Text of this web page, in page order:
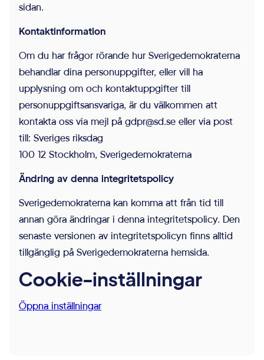
sidan.
Kontaktinformation
Om du har frågor rörande hur Sverigedemokraterna
behandlar dina personuppgifter, eller vill ha
upplysning om och kontaktuppgifter till
personuppgiftsansvariga, är du välkommen att
kontakta oss via mejl på gdpr@sd.se eller via post
till: Sveriges riksdag
100 12 Stockholm, Sverigedemokraterna
Ändring av denna integritetspolicy
Sverigedemokraterna kan komma att från tid till
annan göra ändringar i denna integritetspolicy. Den
senaste versionen av integritetspolicyn finns alltid
tillgänglig på Sverigedemokraterna hemsida.
Cookie-inställningar
Öppna inställningar